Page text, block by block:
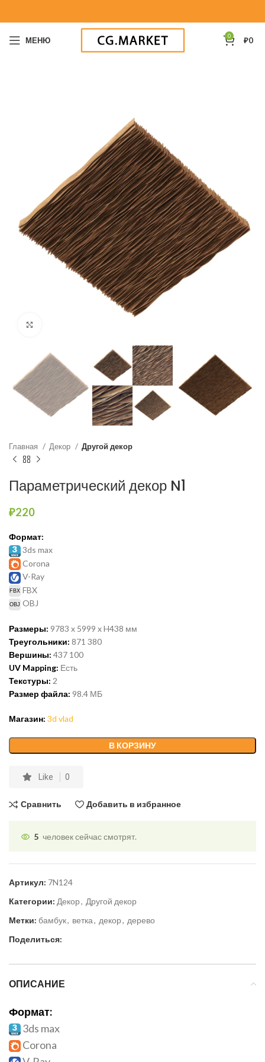
МЕНЮ 0 ₽0
Главная Декор Другой декор
Параметрический декор N1
₽220
Формат:
3ds max
Corona
V-Ray
FBX
OBJ
Размеры: 9783 x 5999 x H438 мм
Треугольники: 871 380
Вершины: 437 100
UV Mapping: Есть
Текстуры: 2
Размер файла: 98.4 МБ
Магазин: 3d vlad
В КОРЗИНУ
Like 0
Сравнить Добавить в избранное
5 человек сейчас смотрят.
Артикул: 7N124
Категории: Декор, Другой декор
Метки: бамбук, ветка, декор, дерево
Поделиться:
ОПИСАНИЕ
Формат:
3ds max
Corona